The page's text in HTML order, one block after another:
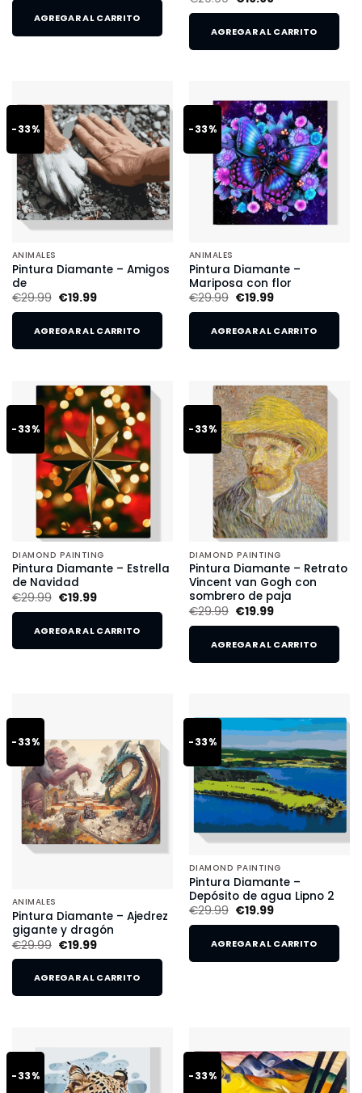
AGREGAR AL CARRITO
AGREGAR AL CARRITO
-33%
ANIMALES
Pintura Diamante – Amigos
de
€29.99 €19.99
AGREGAR AL CARRITO
-33%
ANIMALES
Pintura Diamante –
Mariposa con flor
€29.99 €19.99
AGREGAR AL CARRITO
-33%
DIAMOND PAINTING
Pintura Diamante – Estrella
de Navidad
€29.99 €19.99
AGREGAR AL CARRITO
-33%
DIAMOND PAINTING
Pintura Diamante – Retrato
Vincent van Gogh con
sombrero de paja
€29.99 €19.99
AGREGAR AL CARRITO
-33%
ANIMALES
Pintura Diamante – Ajedrez
gigante y dragón
€29.99 €19.99
AGREGAR AL CARRITO
-33%
DIAMOND PAINTING
Pintura Diamante –
Depósito de agua Lipno 2
€29.99 €19.99
AGREGAR AL CARRITO
-33% -33%